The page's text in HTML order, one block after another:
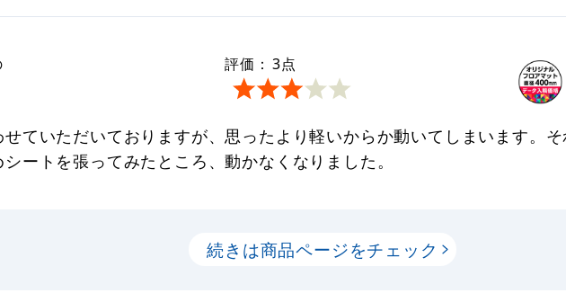
評価： 3点
ていただいておりますが、思ったより軽いからか動いてしまいます。
ートを張ってみたところ、動かなくなりました。
続きは商品ページをチェック